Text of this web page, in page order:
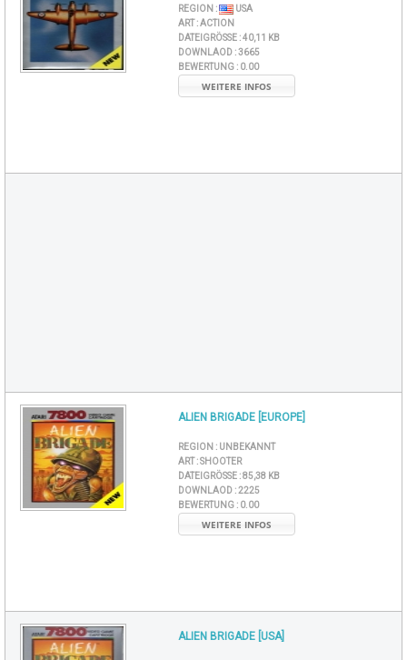
REGION :
USA
ART :ACTION
DATEIGRÖSSE : 40,11 KB
DOWNLAOD :3665
BEWERTUNG : 0.00
WEITERE INFOS
ALIEN BRIGADE [EUROPE]
REGION : UNBEKANNT
ART :SHOOTER
DATEIGRÖSSE : 85,38 KB
DOWNLAOD :2225
BEWERTUNG : 0.00
WEITERE INFOS
ALIEN BRIGADE [USA]